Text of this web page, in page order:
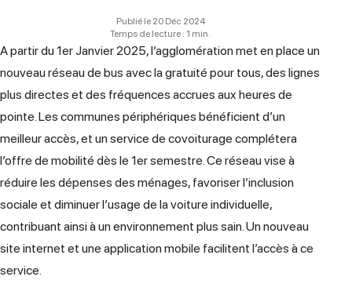
Publié le 20 Déc 2024
Temps de lecture : 1 min.
A partir du 1er Janvier 2025, l’agglomération met en place un
nouveau réseau de bus avec la gratuité pour tous, des lignes
plus directes et des fréquences accrues aux heures de
pointe. Les communes périphériques bénéficient d’un
meilleur accès, et un service de covoiturage complétera
l’offre de mobilité dès le 1er semestre. Ce réseau vise à
réduire les dépenses des ménages, favoriser l’inclusion
sociale et diminuer l’usage de la voiture individuelle,
contribuant ainsi à un environnement plus sain. Un nouveau
site internet et une application mobile facilitent l’accès à ce
service.